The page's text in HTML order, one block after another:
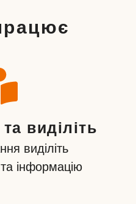
виділіть
виділіть
інформацію